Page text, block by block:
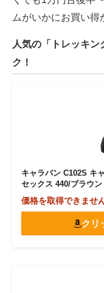
ムがいかにお買い得
人気の「トレッキ
ク！
キャラバン C102S キ
セックス 440/ブラウ
価格を取得できませ
クリ